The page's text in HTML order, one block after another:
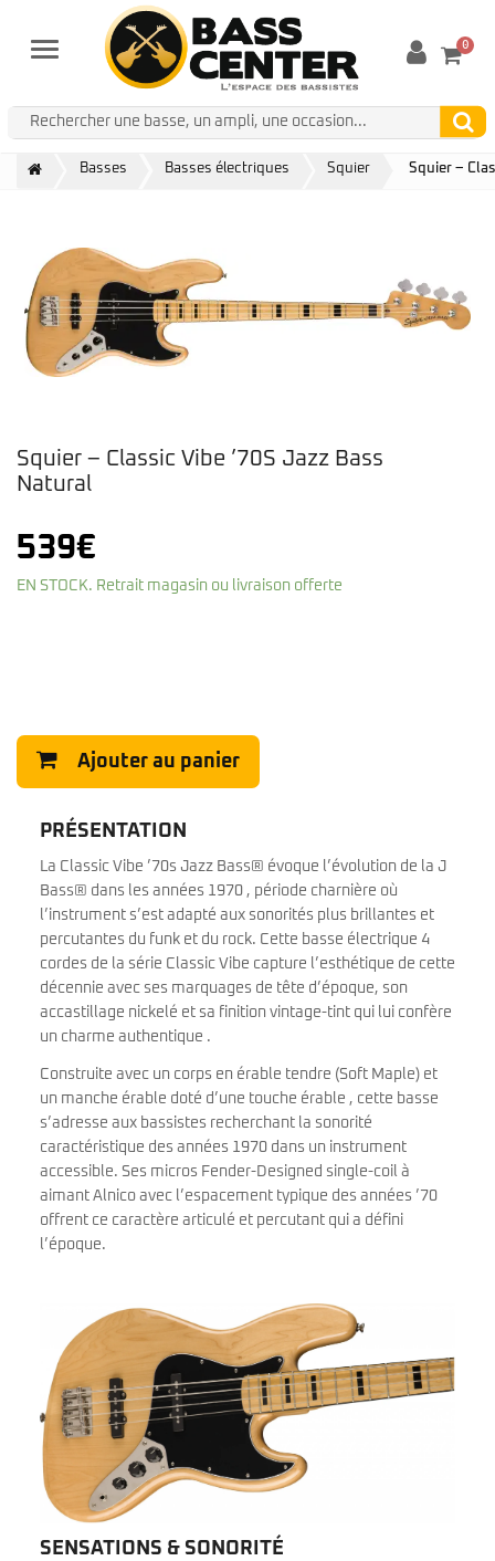
Menu 0
Basses Basses électriques Squier Squier –
Squier – Classic Vibe ’70S Jazz Bass
Natural
539€
EN STOCK. Retrait magasin ou livraison offerte
Ajouter au panier
PRÉSENTATION
La Classic Vibe ’70s Jazz Bass® évoque l’évolution de la J
Bass® dans les années 1970 , période charnière où
l’instrument s’est adapté aux sonorités plus brillantes et
percutantes du funk et du rock. Cette basse électrique 4
cordes de la série Classic Vibe capture l’esthétique de cette
décennie avec ses marquages de tête d’époque, son
accastillage nickelé et sa finition vintage-tint qui lui confère
un charme authentique .
Construite avec un corps en érable tendre (Soft Maple) et
un manche érable doté d’une touche érable , cette basse
s’adresse aux bassistes recherchant la sonorité
caractéristique des années 1970 dans un instrument
accessible. Ses micros Fender-Designed single-coil à
aimant Alnico avec l’espacement typique des années ’70
offrent ce caractère articulé et percutant qui a défini
l’époque.
SENSATIONS & SONORITÉ